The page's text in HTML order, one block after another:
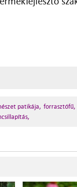
patikája, forrasztófű,